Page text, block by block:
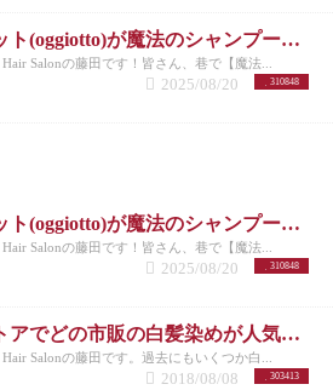
オッジィオット(oggiotto)が魔法のシャンプーと呼ばれる理由！取扱店だからこそ分かる髪質改善力
Salonの藤田です！皆さん、巷で【魔法...
310848
2025/08/20
オッジィオット(oggiotto)が魔法のシャンプーと呼ばれる理由！取扱店だからこそ分かる髪質改善力
Salonの藤田です！皆さん、巷で【魔法...
310848
2025/08/20
ドラックストアでどの市販の白髪染めが人気なのか美容師がリサーチしてランキングにした。
Salonの藤田です。過去にもいくつか白...
303413
2018/08/08